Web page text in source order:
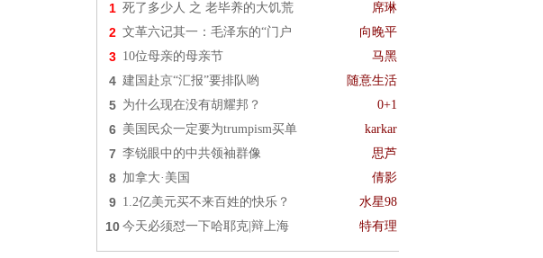
1 死了多少人 之 老毕养的大饥荒 席琳
2 文革六记其一：毛泽东的“门户 向晚平
3 10位母亲的母亲节 马黑
4 建国赴京“汇报”要排队哟 随意生活
5 为什么现在没有胡耀邦？ 0+1
6 美国民众一定要为trumpism买单 karkar
7 李锐眼中的中共领袖群像 思芦
8 加拿大·美国 倩影
9 1.2亿美元买不来百姓的快乐？ 水星98
10 今天必须怼一下哈耶克|辩上海 特有理